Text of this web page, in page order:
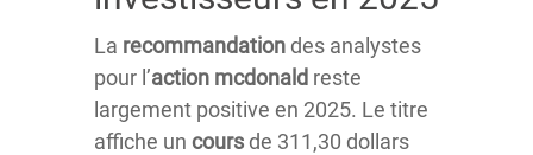
La recommandation des analystes
pour l’action mcdonald reste
largement positive en 2025. Le titre
affiche un cours de 311,30 dollars